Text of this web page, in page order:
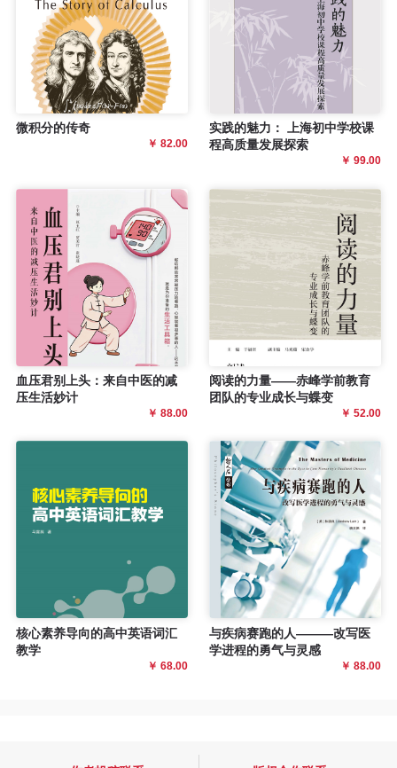
于
微积分的传奇
￥ 82.00
实践的魅力： 上海初中学校课
程高质量发展探索
￥ 99.00
血压君别上头：来自中医的减
压生活妙计
￥ 88.00
阅读的力量——赤峰学前教育
团队的专业成长与蝶变
￥ 52.00
核心素养导向的高中英语词汇
教学
￥ 68.00
与疾病赛跑的人———改写医
学进程的勇气与灵感
￥ 88.00